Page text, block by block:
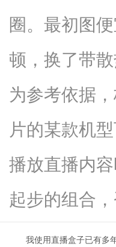
圈。最初图
顿，换了带
为参考依据
片的某款机
播放直播内
起步的组合
我使用直播盒子已有多